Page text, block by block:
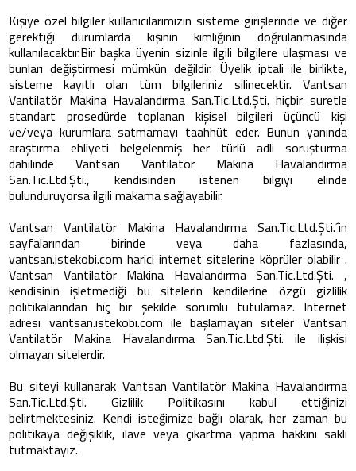
Kişiye özel bilgiler kullanıcılarımızın sisteme girişlerinde ve diğer
gerektiği durumlarda kişinin kimliğinin doğrulanmasında
kullanılacaktır.Bir başka üyenin sizinle ilgili bilgilere ulaşması ve
bunları değiştirmesi mümkün değildir. Üyelik iptali ile birlikte,
sisteme kayıtlı olan tüm bilgileriniz silinecektir. Vantsan
Vantilatör Makina Havalandırma San.Tic.Ltd.Şti. hiçbir suretle
standart prosedürde toplanan kişisel bilgileri üçüncü kişi
ve/veya kurumlara satmamayı taahhüt eder. Bunun yanında
araştırma ehliyeti belgelenmiş her türlü adli soruşturma
dahilinde Vantsan Vantilatör Makina Havalandırma
San.Tic.Ltd.Şti., kendisinden istenen bilgiyi elinde
bulunduruyorsa ilgili makama sağlayabilir.
Vantsan Vantilatör Makina Havalandırma San.Tic.Ltd.Şti.´in
sayfalarından birinde veya daha fazlasında,
vantsan.istekobi.com harici internet sitelerine köprüler olabilir .
Vantsan Vantilatör Makina Havalandırma San.Tic.Ltd.Şti. ,
kendisinin işletmediği bu sitelerin kendilerine özgü gizlilik
politikalarından hiç bir şekilde sorumlu tutulamaz. Internet
adresi vantsan.istekobi.com ile başlamayan siteler Vantsan
Vantilatör Makina Havalandırma San.Tic.Ltd.Şti. ile ilişkisi
olmayan sitelerdir.
Bu siteyi kullanarak Vantsan Vantilatör Makina Havalandırma
San.Tic.Ltd.Şti. Gizlilik Politikasını kabul ettiğinizi
belirtmektesiniz. Kendi isteğimize bağlı olarak, her zaman bu
politikaya değişiklik, ilave veya çıkartma yapma hakkını saklı
tutmaktayız.